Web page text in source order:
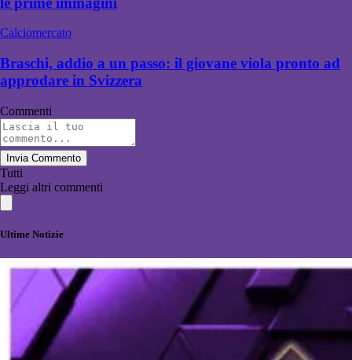
Calciomercato
Braschi, addio a un passo: il giovane viola pronto ad
approdare in Svizzera
Commenti
Invia Commento
Tutti
Leggi altri commenti
Ultime Notizie